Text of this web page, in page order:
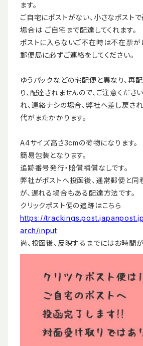
ます。
ご自宅にポストがない、小さなポスト
場合は ご自宅まで配達してくれます。
ポストに入らないご不在時は不在票が
郵便局に必ずご連絡をしてください。
ゆうパックなどの宅配便と異なり、再
り、配達されませんので、ご注意くだ
れ、連絡ナシの場合、弊社へ差し戻され
代がまたかかります。
A4サイズ高さ3cmの荷物になります。
簡易包装となります。
追跡番号発行・賠償補償なしです。
弊社がポストへ投函後、通常郵便と同
が、遅れる場合もある配達方法です。
クリックポスト便の追跡はこちら
https://
arch/input
尚、投函後、反映するまでにはお時間が